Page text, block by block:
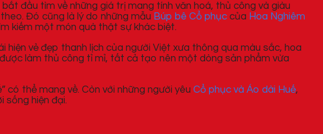
đầu tìm về những giá trị mang tính văn hoá, thủ công và giàu
Đó cũng là lý do những mẫu Búp bê Cổ phục của Hoa Nghiêm
kiếm một món quà thật sự khác biệt.
vẻ đẹp thanh lịch của người Việt xưa thông qua màu sắc, hoa
làm thủ công tỉ mỉ, tất cả tạo nên một dòng sản phẩm vừa
thể mang về. Còn với những người yêu Cổ phục và Áo dài Huế,
sống hiện đại.